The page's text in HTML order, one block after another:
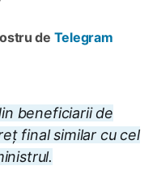
de Telegram
beneficiarii de
final similar cu cel